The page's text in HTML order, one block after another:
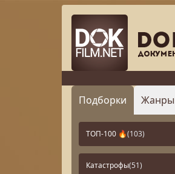
Подборки Жанры
ТОП-100 🔥(103)
Катастрофы(51)